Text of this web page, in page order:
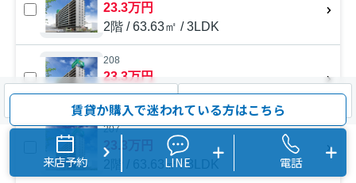
23.3万円
2階 / 63.63㎡ / 3LDK
208
23.3万円
2階 / 63.63㎡ / 3LDK
207
23.3万円
2階 / 63.63㎡ / 3LDK
検索条件を変更 まとめてお問い合わせ
賃貸か購入で迷われている方はこちら
来店予約 LINE 電話